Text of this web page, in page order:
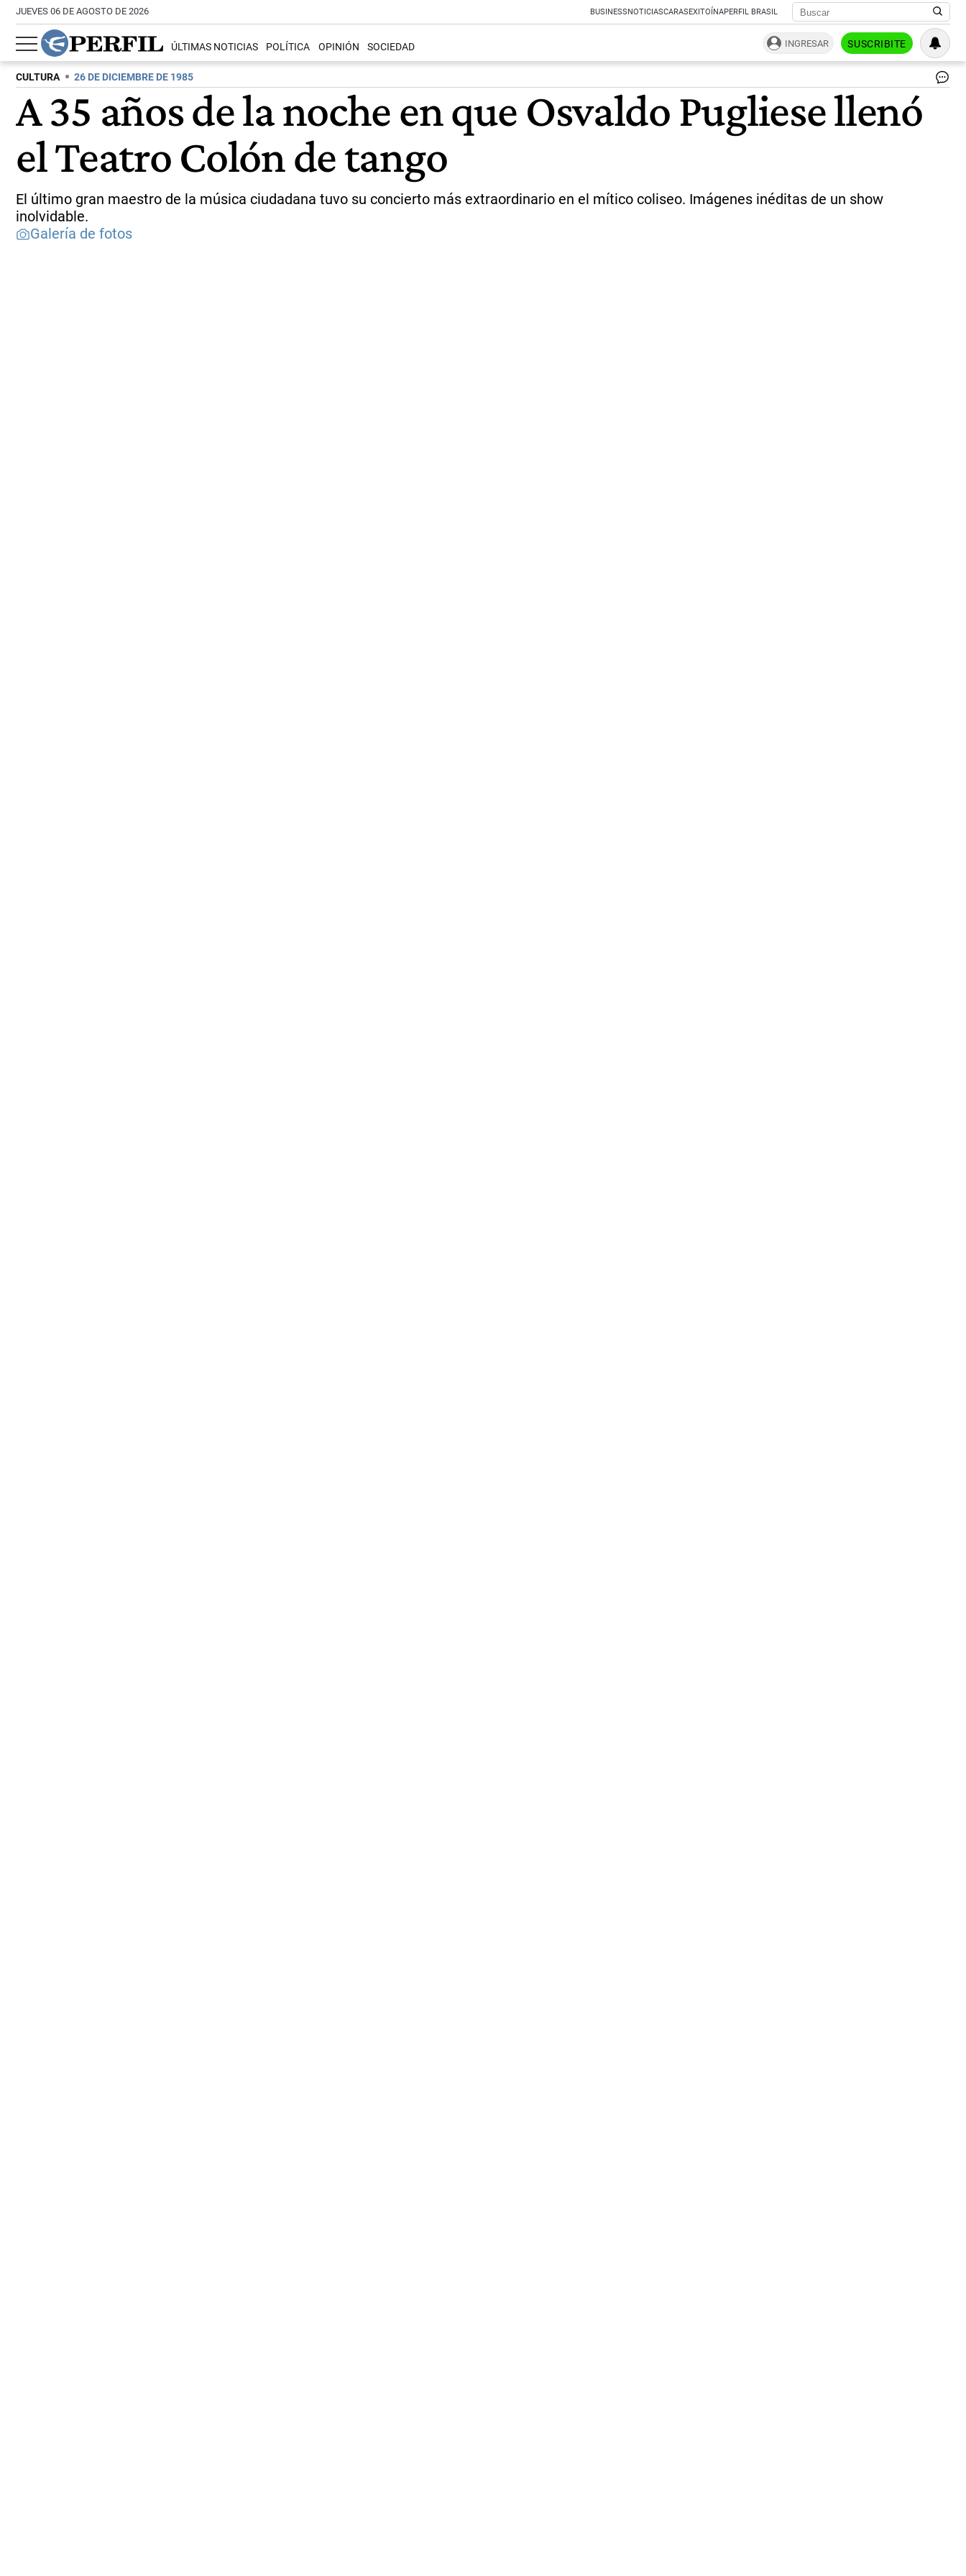
JUEVES 06 DE AGOSTO DE 2026 BUSINESSNOTICIASCARASEXITOÍNAPERFIL BRASIL
ÚLTIMAS NOTICIAS POLÍTICA OPINIÓN SOCIEDAD INGRESAR SUSCRIBITE
CULTURA 26 DE DICIEMBRE DE 1985
A 35 años de la noche en que Osvaldo Pugliese llenó
el Teatro Colón de tango
El último gran maestro de la música ciudadana tuvo su concierto más extraordinario en el mítico coliseo. Imágenes inéditas de un show
inolvidable.
Galería de fotos